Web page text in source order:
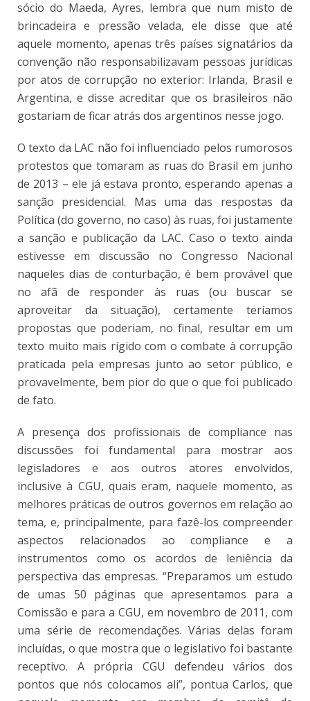
sócio do Maeda, Ayres, lembra que num misto de
brincadeira e pressão velada, ele disse que até
aquele momento, apenas três países signatários da
convenção não responsabilizavam pessoas jurídicas
por atos de corrupção no exterior: Irlanda, Brasil e
Argentina, e disse acreditar que os brasileiros não
gostariam de ficar atrás dos argentinos nesse jogo.
O texto da LAC não foi influenciado pelos rumorosos
protestos que tomaram as ruas do Brasil em junho
de 2013 – ele já estava pronto, esperando apenas a
sanção presidencial. Mas uma das respostas da
Política (do governo, no caso) às ruas, foi justamente
a sanção e publicação da LAC. Caso o texto ainda
estivesse em discussão no Congresso Nacional
naqueles dias de conturbação, é bem provável que
no afã de responder às ruas (ou buscar se
aproveitar da situação), certamente teríamos
propostas que poderiam, no final, resultar em um
texto muito mais rígido com o combate à corrupção
praticada pela empresas junto ao setor público, e
provavelmente, bem pior do que o que foi publicado
de fato.
A presença dos profissionais de compliance nas
discussões foi fundamental para mostrar aos
legisladores e aos outros atores envolvidos,
inclusive à CGU, quais eram, naquele momento, as
melhores práticas de outros governos em relação ao
tema, e, principalmente, para fazê-los compreender
aspectos relacionados ao compliance e a
instrumentos como os acordos de leniência da
perspectiva das empresas. “Preparamos um estudo
de umas 50 páginas que apresentamos para a
Comissão e para a CGU, em novembro de 2011, com
uma série de recomendações. Várias delas foram
incluídas, o que mostra que o legislativo foi bastante
receptivo. A própria CGU defendeu vários dos
pontos que nós colocamos ali”, pontua Carlos, que